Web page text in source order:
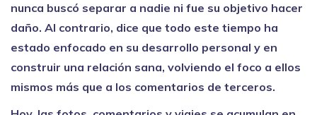
nunca buscó separar a nadie ni fue su objetivo hacer
daño. Al contrario, dice que todo este tiempo ha
estado enfocado en su desarrollo personal y en
construir una relación sana, volviendo el foco a ellos
mismos más que a los comentarios de terceros.